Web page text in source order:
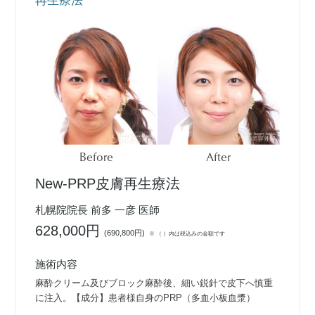
Before After
New-PRP皮膚再生療法
札幌院院長 前多 一彦 医師
628,000円(690,800円) ※ （ ）内は税込みの金額です
施術内容
麻酔クリーム及びブロック麻酔後、細い鋭針で皮下へ慎重
に注入。【成分】患者様自身のPRP（多血小板血漿）